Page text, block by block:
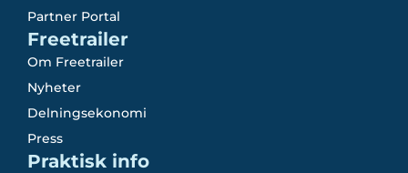
Partner Portal
Freetrailer
Om Freetrailer
Nyheter
Delningsekonomi
Press
Praktisk info